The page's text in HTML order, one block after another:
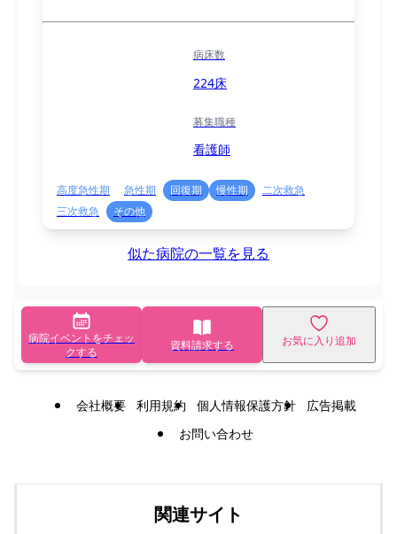
病床数
224床
募集職種
看護師
高度急性期 急性期 回復期 慢性期
二次救急
三次救急
その他
似た病院の一覧を見る
病院イベントをチェッ
クする
資料請求する お気に入り追加
会社概要 利用規約 個人情報保護方針
広告掲載
お問い合わせ
関連サイト